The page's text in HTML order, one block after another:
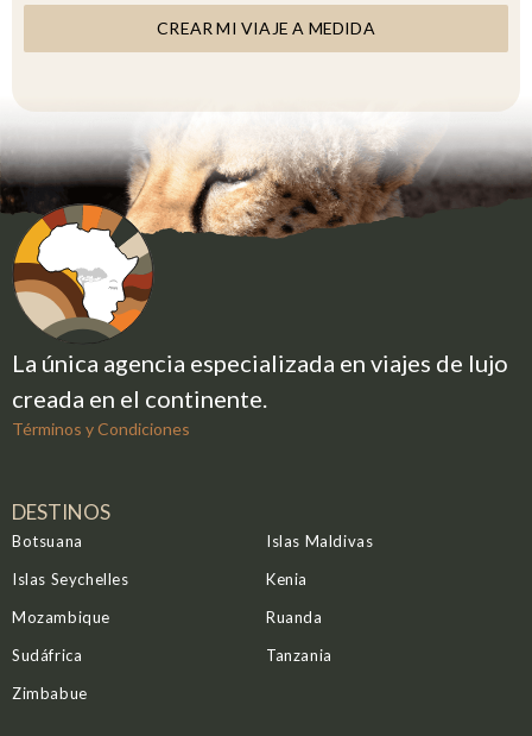
5
2
CREAR MI VIAJE A MEDIDA
La única agencia especializada en viajes de lujo
creada en el continente.
Términos y Condiciones
DESTINOS
Botsuana
Islas Maldivas
Islas Seychelles
Kenia
Mozambique
Ruanda
Sudáfrica
Tanzania
Zimbabue